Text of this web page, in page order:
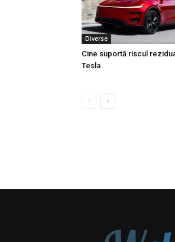
Diverse
Cine suportă riscul
Tesla